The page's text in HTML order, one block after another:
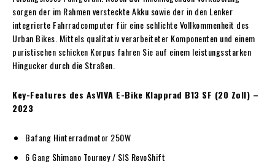
sorgen der im Rahmen versteckte Akku sowie der in den Lenker
integrierte Fahrradcomputer für eine schlichte Vollkommenheit des
Urban Bikes. Mittels qualitativ verarbeiteter Komponenten und einem
puristischen schicken Korpus fahren Sie auf einem leistungsstarken
Hingucker durch die Straßen.
Key-Features des AsVIVA E-Bike Klapprad B13 SF (20 Zoll) –
2023
Bafang Hinterradmotor 250W
6 Gang Shimano Tourney / SIS RevoShift